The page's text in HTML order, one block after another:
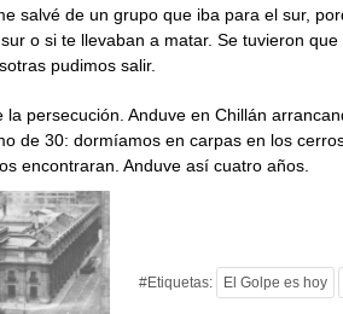
salvé de un grupo que iba para el sur,
o si te llevaban a matar. Se tuvieron
pudimos salir.
persecución. Anduve en Chillán
de 30: dormíamos en carpas en los
encontraran. Anduve así cuatro años.
#Etiquetas: El Golpe es hoy